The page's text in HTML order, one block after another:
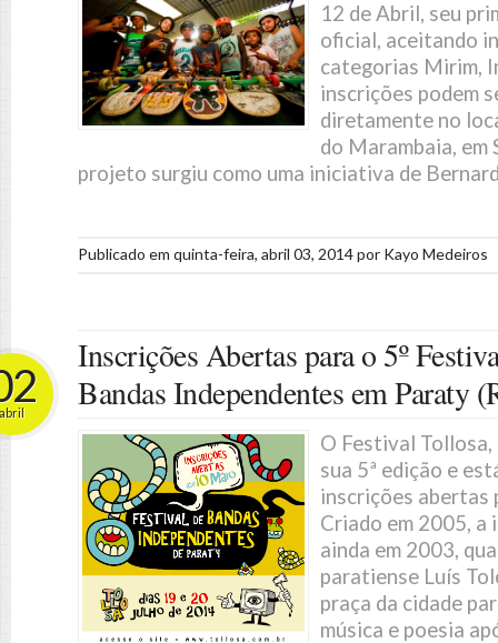
12 de Abril, seu
oficial, aceitando
categorias Mirim,
inscrições podem
diretamente no
do Marambaia, em
projeto surgiu como uma iniciativa de
Publicado em quinta-feira, abril 03, 2014por Kayo Medeiros
Inscrições Abertas para o 5º
Bandas Independentes em Paraty
abril
O Festival Tollosa,
sua 5ª edição e
inscrições abertas
Criado em 2005,
ainda em 2003,
paratiense Luís
praça da cidade
música e poesia